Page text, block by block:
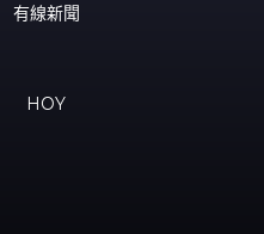
有線新聞
HOY